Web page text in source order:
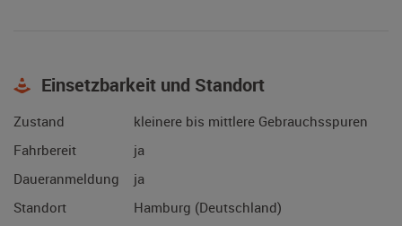
Einsetzbarkeit und Standort
Zustand
kleinere bis mittlere Gebrauchsspuren
Fahrbereit
ja
Daueranmeldung
ja
Standort
Hamburg (Deutschland)